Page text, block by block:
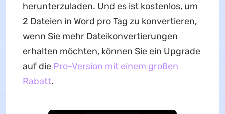
herunterzuladen. Und es ist kostenlos, um
2 Dateien in Word pro Tag zu konvertieren,
wenn Sie mehr Dateikonvertierungen
erhalten möchten, können Sie ein Upgrade
auf die Pro-Version mit einem großen
Rabatt.